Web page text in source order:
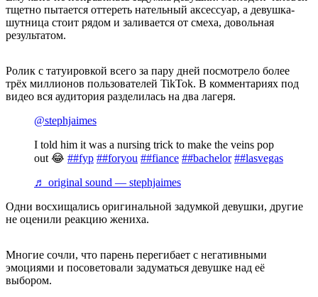
тщетно пытается оттереть нательный аксессуар, а девушка-
шутница стоит рядом и заливается от смеха, довольная
результатом.
Ролик с татуировкой всего за пару дней посмотрело более
трёх миллионов пользователей TikTok. В комментариях под
видео вся аудитория разделилась на два лагеря.
@stephjaimes
I told him it was a nursing trick to make the veins pop
out 😂 ##fyp ##foryou ##fiance ##bachelor ##lasvegas
♬ original sound — stephjaimes
Одни восхищались оригинальной задумкой девушки, другие
не оценили реакцию жениха.
Многие сочли, что парень перегибает с негативными
эмоциями и посоветовали задуматься девушке над её
выбором.